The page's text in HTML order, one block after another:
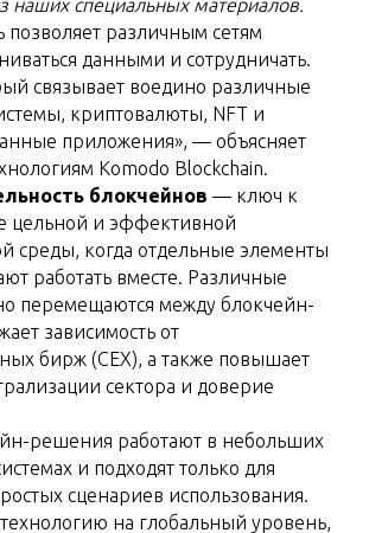
наших специальных материалов.
позволяет различным сетям
данными и сотрудничать.
связывает воедино различные
криптовалюты, NFT и
приложения», — объясняет
Komodo Blockchain.
блокчейнов — ключ к
цельной и эффективной
среды, когда отдельные элементы
работать вместе. Различные
перемещаются между блокчейн-
зависимость от
бирж (CEX), а также повышает
сектора и доверие
решения работают в небольших
и подходят только для
сценариев использования.
на глобальный уровень,